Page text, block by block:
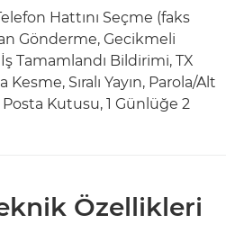
Hattını Seçme (faks
Gönderme, Gecikmeli
Tamamlandı Bildirimi, TX
Kesme, Sıralı Yayın, Parola/Alt
Kutusu, 1 Günlüğe 2
Özellikleri